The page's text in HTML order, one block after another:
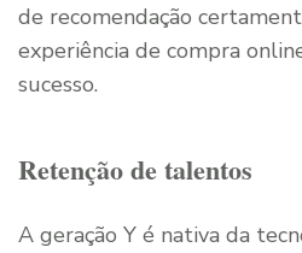
de recomendação
experiência de compra
sucesso.
Retenção de talentos
A geração Y é nativa da